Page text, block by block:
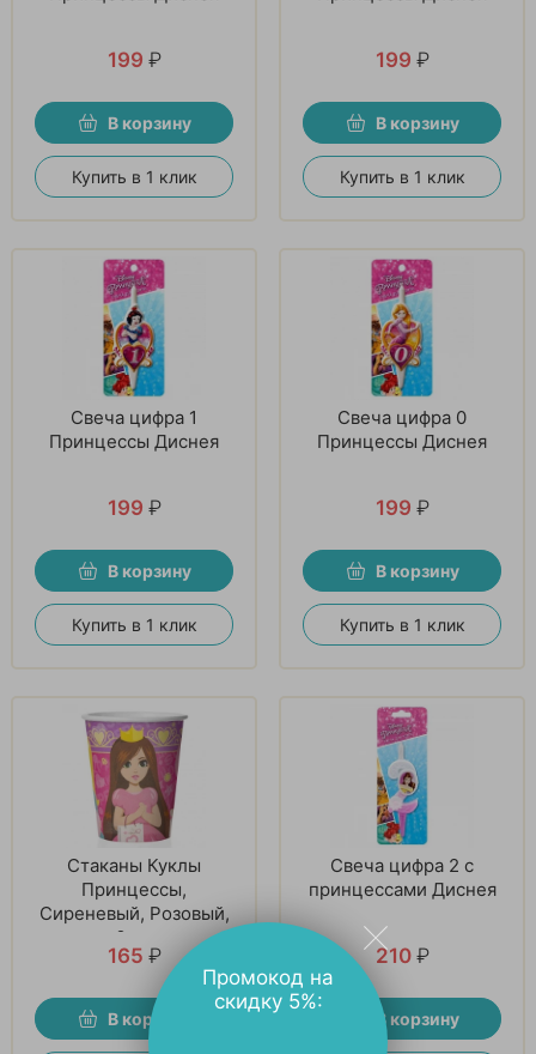
199 ₽
В корзину
Купить в 1 клик
199 ₽
В корзину
Купить в 1 клик
Свеча цифра 1
Принцессы Диснея
199 ₽
В корзину
Купить в 1 клик
Свеча цифра 0
Принцессы Диснея
199 ₽
В корзину
Купить в 1 клик
Стаканы Куклы
Принцессы,
Сиреневый, Розовый,
6 шт
165 ₽
В корзину
Свеча цифра 2 с
принцессами Диснея
210 ₽
В корзину
Промокод на
скидку 5%: